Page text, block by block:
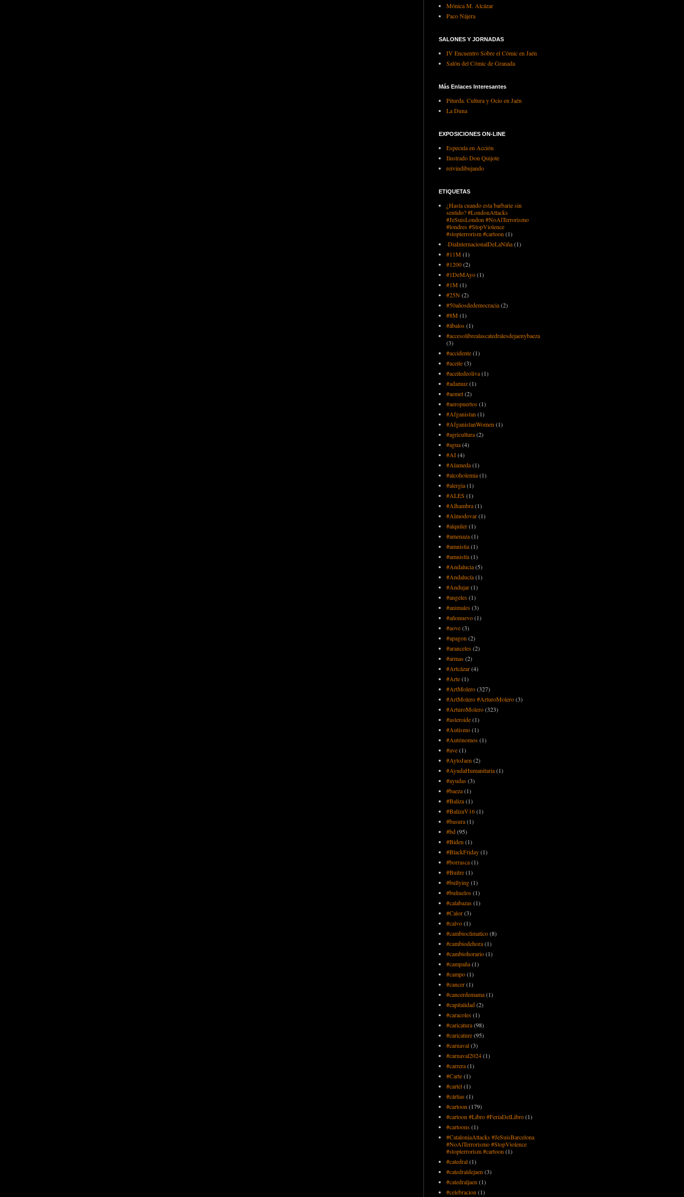
Mónica M. Alcázar
Paco Nájera
SALONES Y JORNADAS
IV Encuentro Sobre el Cómic en Jaén
Salón del Cómic de Granada
Más Enlaces Interesantes
Piturda. Cultura y Ocio en Jaén
La Duna
EXPOSICIONES ON-LINE
Especula en Acción
Ilustrado Don Quijote
reivindibujando
ETIQUETAS
¿Hasta cuando esta barbarie sin
sentido? #LondonAttacks
#JeSuisLondon #NoAlTerrorismo
#londres #StopViolence
#stopterrorism #cartoon (1)
·DiaInternacionalDeLaNiña(1)
#11M (1)
#1200(2)
#1DeMAyo(1)
#1M (1)
#25N(2)
#50añosdedemocracia(2)
#8M (1)
#ábalos(1)
#accesolibrealascatedralesdejaenybaeza
(3)
#accidente(1)
#aceite(3)
#aceitedeoliva(1)
#adamuz(1)
#aemet(2)
#aeropuertos(1)
#Afganistan (1)
#AfganistanWomen (1)
#agricultura(2)
#agua(4)
#AI(4)
#Alameda(1)
#alcoholemia(1)
#alergia(1)
#ALES (1)
#Alhambra(1)
#Almodovar(1)
#alquiler(1)
#amenaza(1)
#amnistia(1)
#amnistía(1)
#Andalucia(5)
#Andalucía(1)
#Andujar(1)
#angeles(1)
#animales(3)
#añonuevo(1)
#aove(3)
#apagon (2)
#aranceles(2)
#armas(2)
#Artcázar(4)
#Arte(1)
#ArtMolero(327)
#ArtMolero #ArturoMolero(3)
#ArturoMolero(323)
#asteroide(1)
#Autismo(1)
#Autónomos(1)
#ave(1)
#AytoJaen (2)
#AyudaHumanitaria(1)
#ayudas(3)
#baeza(1)
#Baliza(1)
#BalizaV16(1)
#basura(1)
#bd(95)
#Biden (1)
#BlackFriday(1)
#borrasca(1)
#Buitre(1)
#bullying(1)
#buñuelos(1)
#calabazas(1)
#Calor(3)
#calvo(1)
#cambioclimatico(8)
#cambiodehora(1)
#cambiohorario(1)
#campaña(1)
#campo(1)
#cancer(1)
#cancerdemama(1)
#capitalidad(2)
#caracoles(1)
#caricatura(98)
#caricature(95)
#carnaval(3)
#carnaval2024(1)
#carrera(1)
#Carte(1)
#cartel(1)
#cártias(1)
#cartoon (179)
#cartoon #Libro #FeriaDelLibro(1)
#cartoons(1)
#CataloniaAttacks #JeSuisBarcelona
#NoAlTerrorismo #StopViolence
#stopterrorism #cartoon(1)
#catedral(1)
#catedraldejaen (3)
#catedraljaen (1)
#celebracion (1)